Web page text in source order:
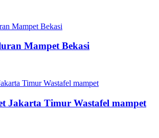
Mampet Bekasi
Jakarta Timur Wastafel mampet